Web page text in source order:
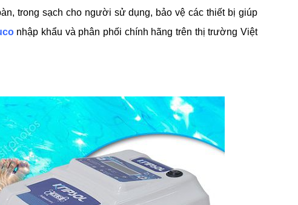
trong sạch cho người sử dụng, bảo vệ các thiết bị giúp
nhập khẩu và phân phối chính hãng trên thị trường Việt